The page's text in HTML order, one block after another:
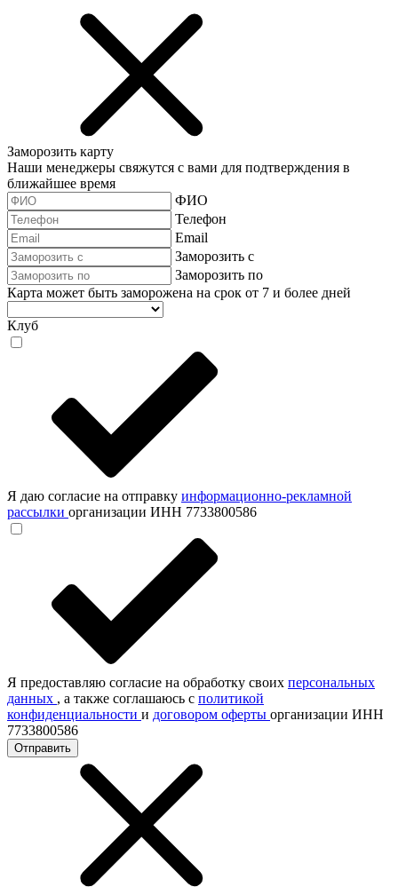
Заморозить карту
Наши менеджеры свяжутся с вами для подтверждения в
ближайшее время
ФИО
Телефон
Email
Заморозить с
Заморозить по
Карта может быть заморожена на срок от 7 и более дней
Клуб
Я даю согласие на отправку информационно-рекламной
рассылки организации ИНН 7733800586
Я предоставляю согласие на обработку своих персональных
данных , а также соглашаюсь с политикой
конфиденциальности и договором оферты организации ИНН
7733800586
Отправить